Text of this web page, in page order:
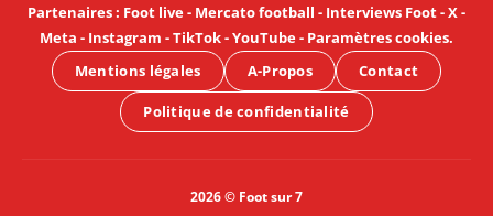
Partenaires: Foot live- Mercato football - Interviews Foot-X-
Meta - Instagram -TikTok-YouTube- Paramètres cookies.
Mentions légales
A-Propos Contact
Politique de confidentialité
2026 © Foot sur 7